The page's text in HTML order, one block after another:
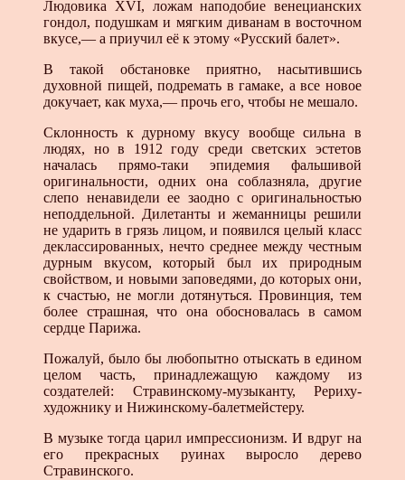
Людовика XVI, ложам наподобие венецианских
гондол, подушкам и мягким диванам в восточном
вкусе,— а приучил её к этому «Русский балет».
В такой обстановке приятно, насытившись
духовной пищей, подремать в гамаке, а все новое
докучает, как муха,— прочь его, чтобы не мешало.
Склонность к дурному вкусу вообще сильна в
людях, но в 1912 году среди светских эстетов
началась прямо-таки эпидемия фальшивой
оригинальности, одних она соблазняла, другие
слепо ненавидели ее заодно с оригинальностью
неподдельной. Дилетанты и жеманницы решили
не ударить в грязь лицом, и появился целый класс
деклассированных, нечто среднее между честным
дурным вкусом, который был их природным
свойством, и новыми заповедями, до которых они,
к счастью, не могли дотянуться. Провинция, тем
более страшная, что она обосновалась в самом
сердце Парижа.
Пожалуй, было бы любопытно отыскать в едином
целом часть, принадлежащую каждому из
создателей: Стравинскому-музыканту, Рериху-
художнику и Нижинскому-балетмейстеру.
В музыке тогда царил импрессионизм. И вдруг на
его прекрасных руинах выросло дерево
Стравинского.